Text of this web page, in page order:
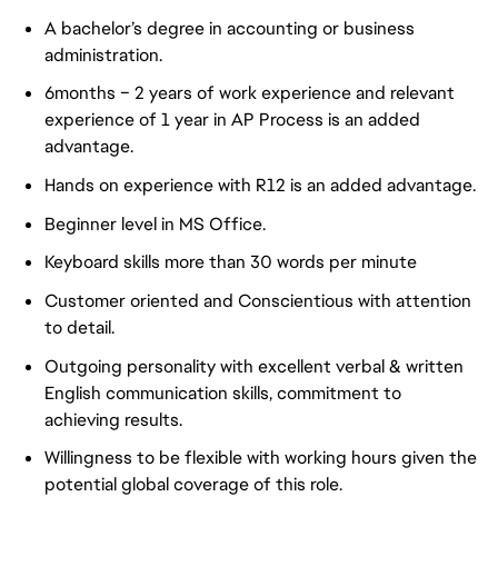
A bachelor’s degree in accounting or business
administration.
6months – 2 years of work experience and relevant
experience of 1 year in AP Process is an added
advantage.
Hands on experience with R12 is an added advantage.
Beginner level in MS Office.
Keyboard skills more than 30 words per minute
Customer oriented and Conscientious with attention
to detail.
Outgoing personality with excellent verbal & written
English communication skills, commitment to
achieving results.
Willingness to be flexible with working hours given the
potential global coverage of this role.